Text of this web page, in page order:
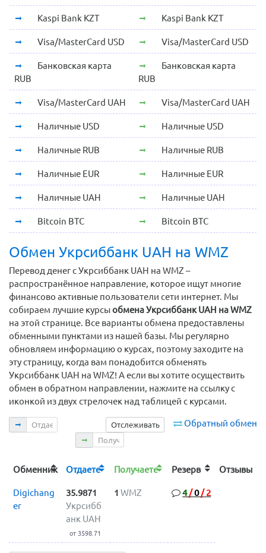
Kaspi Bank KZT Kaspi Bank KZT
Visa/MasterCard USD Visa/MasterCard USD
Банковская карта
RUB
Банковская карта
RUB
Visa/MasterCard UAH Visa/MasterCard UAH
Наличные USD Наличные USD
Наличные RUB Наличные RUB
Наличные EUR Наличные EUR
Наличные UAH Наличные UAH
Bitcoin BTC Bitcoin BTC
Обмен Укрсиббанк UAH на WMZ
Перевод денег с Укрсиббанк UAH на WMZ –
распространённое направление, которое ищут многие
финансово активные пользователи сети интернет. Мы
собираем лучшие курсыобмена Укрсиббанк UAH на WMZ
на этой странице. Все варианты обмена предоставлены
обменными пунктами из нашей базы. Мы регулярно
обновляем информацию о курсах, поэтому заходите на
эту страницу, когда вам понадобится обменять
Укрсиббанк UAH на WMZ! А если вы хотите осуществить
обмен в обратном направлении, нажмите на ссылку с
иконкой из двух стрелочек над таблицей с курсами.
Обратный обмен
Отслеживать
Отдаете
Получаете
Обменник Отдаете Получаете Резерв Отзывы
Digichang
er
35.9871
Укрсибб
анк UAH
от 3598.71
1 WMZ 4/0/ 2